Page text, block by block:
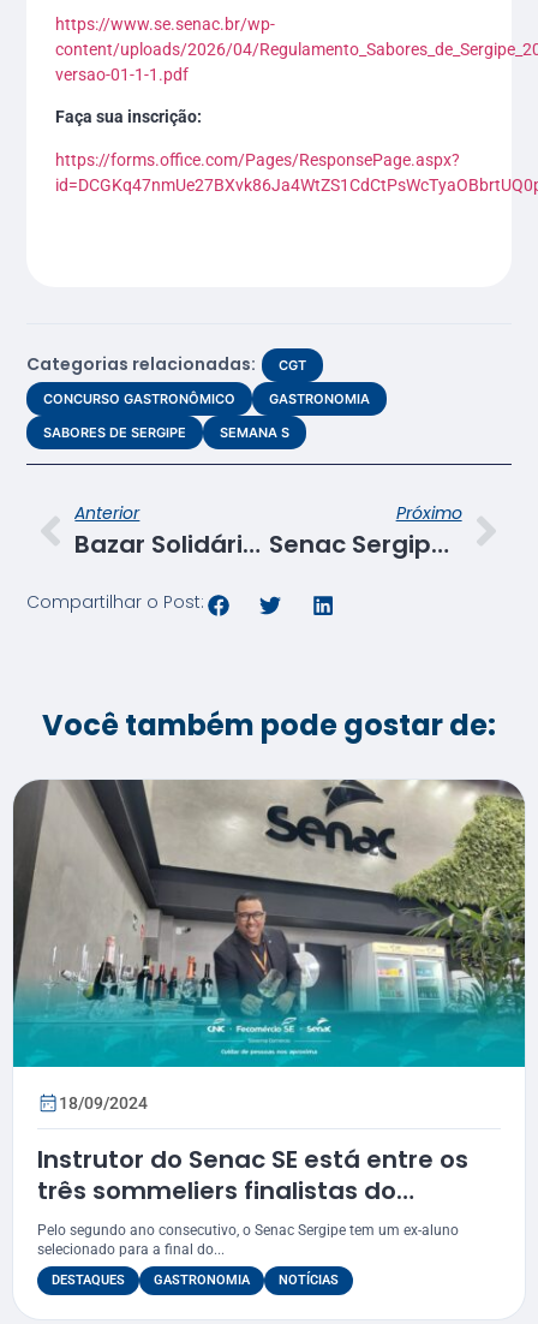
https://www.se.senac.br/wp-
content/uploads/2026/04/
versao-01-1-1.pdf
Faça sua inscrição:
https://forms.office.com/Pages/ResponsePage.aspx?
Categorias relacionadas:
CGT
CONCURSO GASTRONÔMICO
GASTRONOMIA
SABORES DE SERGIPE
SEMANA S
Anterior
Bazar Solidário: funcionários se unem no Senac para apoiar causa humanitária
Próximo
Senac Sergipe transforma a Fábrica de Chocolate em polo de capacitação e geração de renda
Compartilhar o Post:
Você também pode gostar de:
18/09/2024
Instrutor do Senac SE está entre os
três sommeliers finalistas do
Gastronomia Preta
Pelo segundo ano consecutivo, o Senac Sergipe tem um ex-aluno
selecionado para a final do...
DESTAQUES GASTRONOMIA NOTÍCIAS